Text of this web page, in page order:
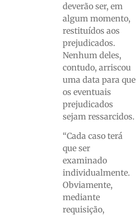
deverão ser, em
algum momento,
restituídos aos
prejudicados.
Nenhum deles,
contudo, arriscou
uma data para que
os eventuais
prejudicados
sejam ressarcidos.
“Cada caso terá
que ser
examinado
individualmente.
Obviamente,
mediante
requisição,